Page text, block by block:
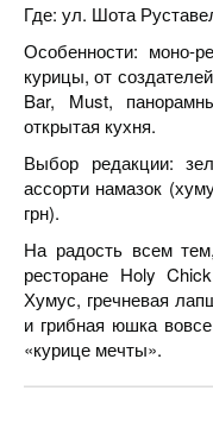
Где: ул. Шота
Особенности: моно-
курицы, от
Bar, Must,
открытая кухня.
Выбор редакции:
ассорти намазок
грн).
На радость всем
ресторане Holy
Хумус, гречневая
и грибная юшка
«курице мечты».